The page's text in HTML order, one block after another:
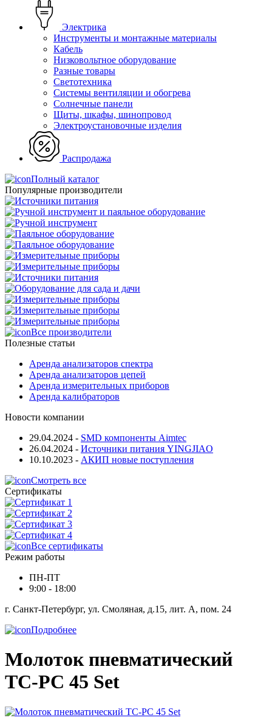
Электрика
Инструменты и монтажные материалы
Кабель
Низковольтное оборудование
Разные товары
Светотехника
Системы вентиляции и обогрева
Солнечные панели
Щиты, шкафы, шинопровод
Электроустановочные изделия
Распродажа
Полный каталог
Популярные производители
Все производители
Полезные статьи
Аренда анализаторов спектра
Аренда анализаторов цепей
Аренда измерительных приборов
Аренда калибраторов
Новости компании
29.04.2024 - SMD компоненты Aimtec
26.04.2024 - Источники питания YINGJIAO
10.10.2023 - АКИП новые поступления
Смотреть все
Сертификаты
Все сертификаты
Режим работы
ПН-ПТ
9:00 - 18:00
г. Санкт-Петербург, ул. Смоляная, д.15, лит. А, пом. 24
Подробнее
Молоток пневматический
TC-PC 45 Set